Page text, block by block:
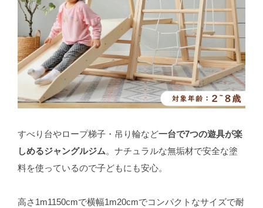
すべり台やロープ梯子・吊り輪など一台で7つの遊具が楽
しめるジャングルジム。ナチュラルな無垢材で安全な塗
料を使っているので子どもにも安心。
高さ1m1150cmで横幅1m20cmでコンパクトなサイズで耐